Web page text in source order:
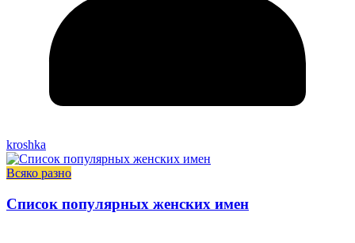
kroshka
Всяко разно
Список популярных женских имен